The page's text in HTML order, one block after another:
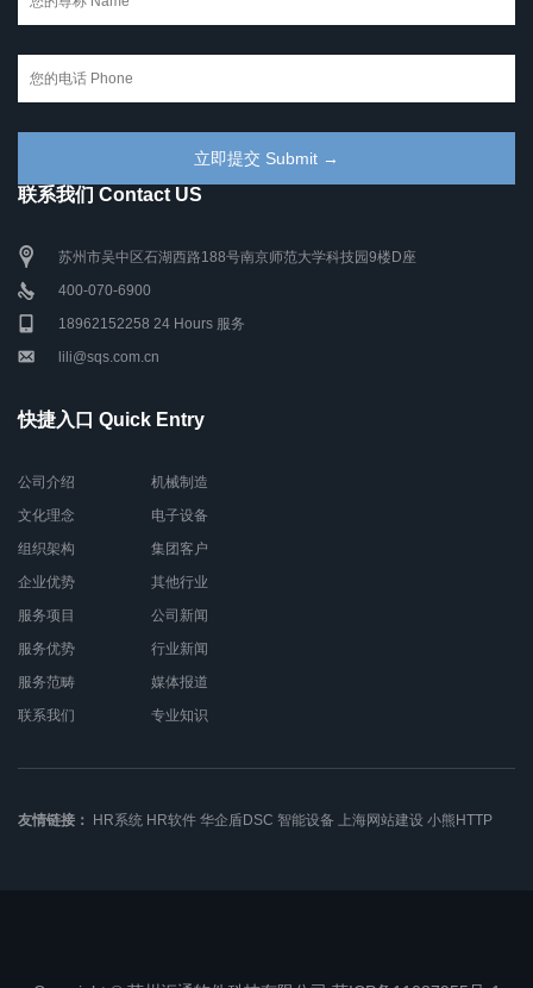
联系我们 Contact US
苏州市吴中区石湖西路188号南京师范大学科技园9楼D座
400-070-6900
18962152258 24 Hours 服务
lili@sqs.com.cn
快捷入口 Quick Entry
公司介绍
文化理念
组织架构
企业优势
服务项目
服务优势
服务范畴
联系我们
机械制造
电子设备
集团客户
其他行业
公司新闻
行业新闻
媒体报道
专业知识
友情链接： HR系统 HR软件 华企盾DSC 智能设备 上海网站建设 小熊HTTP